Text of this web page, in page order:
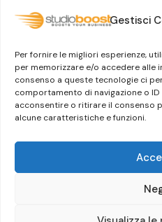
Gestisci
Per fornire le migliori esperienze,
per memorizzare e/o accedere alle
consenso a queste tecnologie ci
comportamento di navigazione o
acconsentire o ritirare il consenso
alcune caratteristiche e funzioni.
Modello organizzativo
Whistleblowing
Il Gruppo Dylog-Buffetti